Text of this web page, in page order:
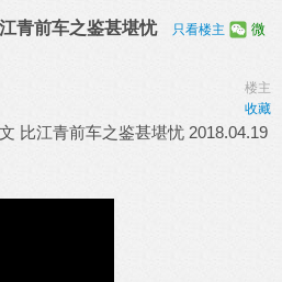
青前车之鉴甚堪忧 只看楼主
微
楼主
收藏
比江青前车之鉴甚堪忧 2018.04.19